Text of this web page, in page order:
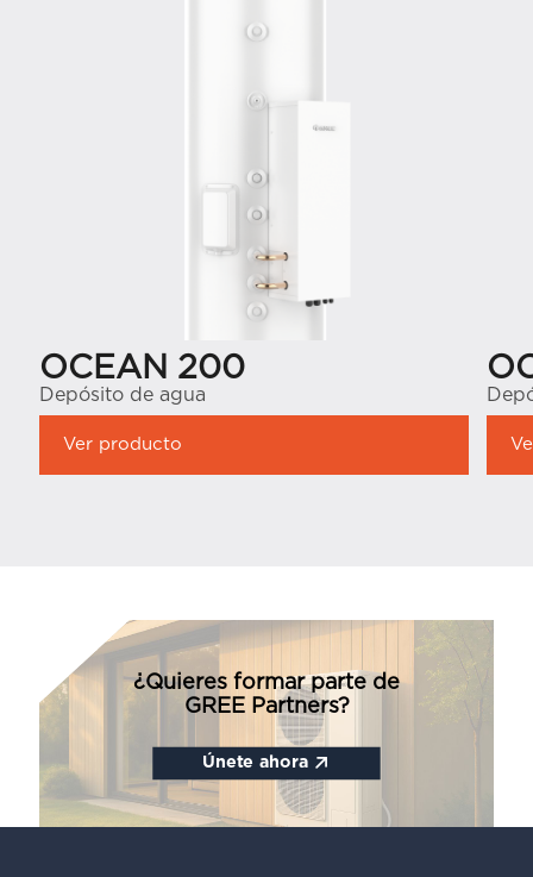
OCEAN 200
Depósito de agua
Ver producto
Únete ahora
¿Quieres formar parte de
GREE Partners?